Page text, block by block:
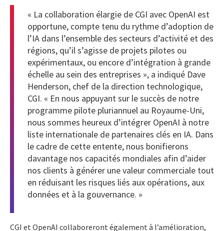
« La collaboration élargie de CGI avec OpenAI est
opportune, compte tenu du rythme d’adoption de
l’IA dans l’ensemble des secteurs d’activité et des
régions, qu’il s’agisse de projets pilotes ou
expérimentaux, ou encore d’intégration à grande
échelle au sein des entreprises », a indiqué Dave
Henderson, chef de la direction technologique,
CGI. « En nous appuyant sur le succès de notre
programme pilote pluriannuel au Royaume-Uni,
nous sommes heureux d’intégrer OpenAI à notre
liste internationale de partenaires clés en IA. Dans
le cadre de cette entente, nous bonifierons
davantage nos capacités mondiales afin d’aider
nos clients à générer une valeur commerciale tout
en réduisant les risques liés aux opérations, aux
données et à la gouvernance. »
CGI et OpenAI collaboreront également à l’amélioration,